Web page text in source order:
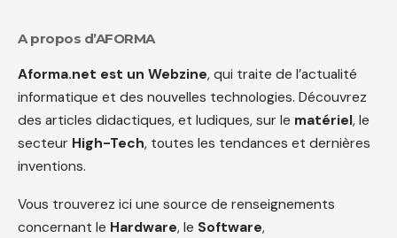
A propos d’AFORMA
Aforma.net est un Webzine, qui traite de l’actualité
informatique et des nouvelles technologies. Découvrez
des articles didactiques, et ludiques, sur le matériel, le
secteur High-Tech, toutes les tendances et dernières
inventions.
Vous trouverez ici une source de renseignements
concernant le Hardware, le Software,